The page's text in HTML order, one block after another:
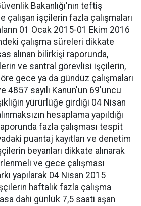
Bakanlığı'nın teftiş
çalışan işçilerin fazla çalışmaları
01 Ocak 2015-01 Ekim 2016
çalışma süreleri dikkate
alınan bilirkişi raporunda,
ve santral görevlisi işçilerin,
gece ya da gündüz çalışmaları
4857 sayılı Kanun'un 69'uncu
yürürlüğe girdiği 04 Nisan
hesaplama yapıldığı
fazla çalışması tespit
puantaj kayıtları ve denetim
beyanları dikkate alınarak
ve gece çalışması
yapılarak 04 Nisan 2015
haftalık fazla çalışma
dahi günlük 7,5 saati aşan